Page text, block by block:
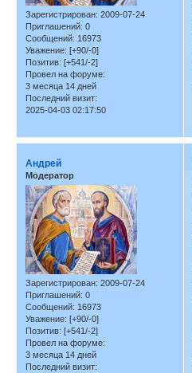
Зарегистрирован: 2009-07-24
Приглашений: 0
Сообщений: 16973
Уважение: [+90/-0]
Позитив: [+541/-2]
Провел на форуме:
3 месяца 14 дней
Последний визит:
2025-04-03 02:17:50
Андрей
Модератор
Зарегистрирован: 2009-07-24
Приглашений: 0
Сообщений: 16973
Уважение: [+90/-0]
Позитив: [+541/-2]
Провел на форуме:
3 месяца 14 дней
Последний визит: